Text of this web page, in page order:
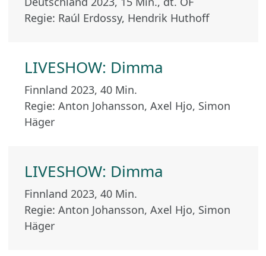
Regie: Raúl Erdossy, Hendrik Huthoff
LIVESHOW: Dimma
Finnland 2023, 40 Min.
Regie: Anton Johansson, Axel Hjo, Simon
Häger
LIVESHOW: Dimma
Finnland 2023, 40 Min.
Regie: Anton Johansson, Axel Hjo, Simon
Häger